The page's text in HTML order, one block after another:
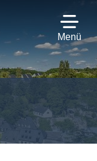
Menü